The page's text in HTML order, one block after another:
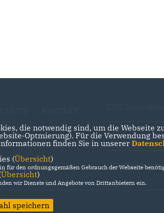
CDU
CDU
die notwendig sind, um die
Optmierung). Für die Verwendung
finden Sie in unserer
(Übersicht)
für den ordnungsgemäßen Gebrauch der Webseite
Übersicht)
wir Dienste und Angebote von Drittanbietern ein.
speichern